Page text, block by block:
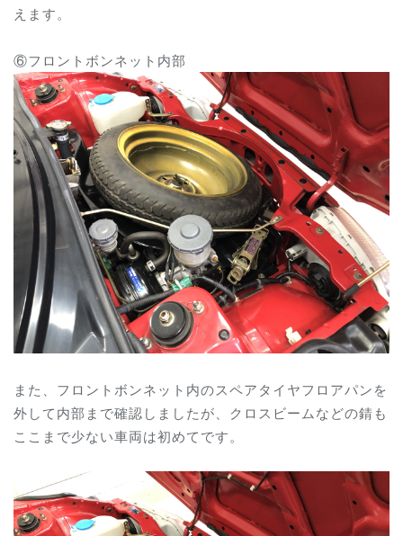
えます。
⑥フロントボンネット内部
また、フロントボンネット内のスペアタイヤフロアパンを
外して内部まで確認しましたが、クロスビームなどの錆も
ここまで少ない車両は初めてです。